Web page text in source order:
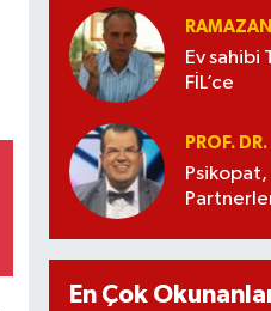
Ev sahibi
FİL’ce
PROF.
En Çok